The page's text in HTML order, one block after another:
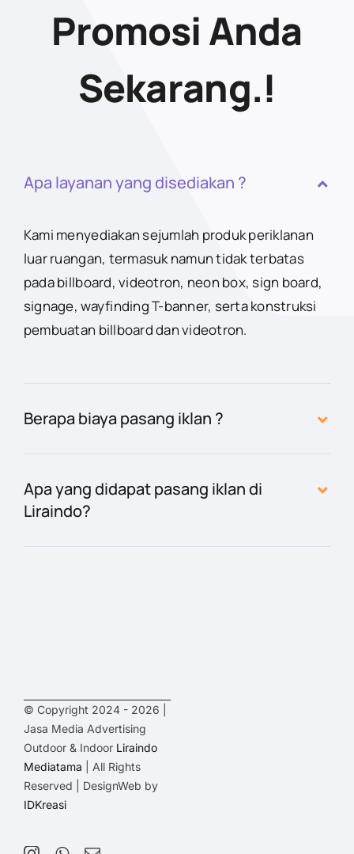
Promosi Anda
Sekarang.!
Apa layanan yang disediakan ?
Kami menyediakan sejumlah produk periklanan
luar ruangan, termasuk namun tidak terbatas
pada billboard, videotron, neon box, sign board,
signage, wayfinding T-banner, serta konstruksi
pembuatan billboard dan videotron.
Berapa biaya pasang iklan ?
Apa yang didapat pasang iklan di
Liraindo?
© Copyright 2024 - 2026 |
Jasa Media Advertising
Outdoor & Indoor Liraindo
Mediatama | All Rights
Reserved | DesignWeb by
IDKreasi